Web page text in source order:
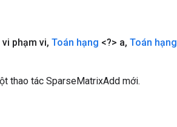
vi phạm vi, Toán hạng <?> a, Toán hạng
thao tác SparseMatrixAdd mới.